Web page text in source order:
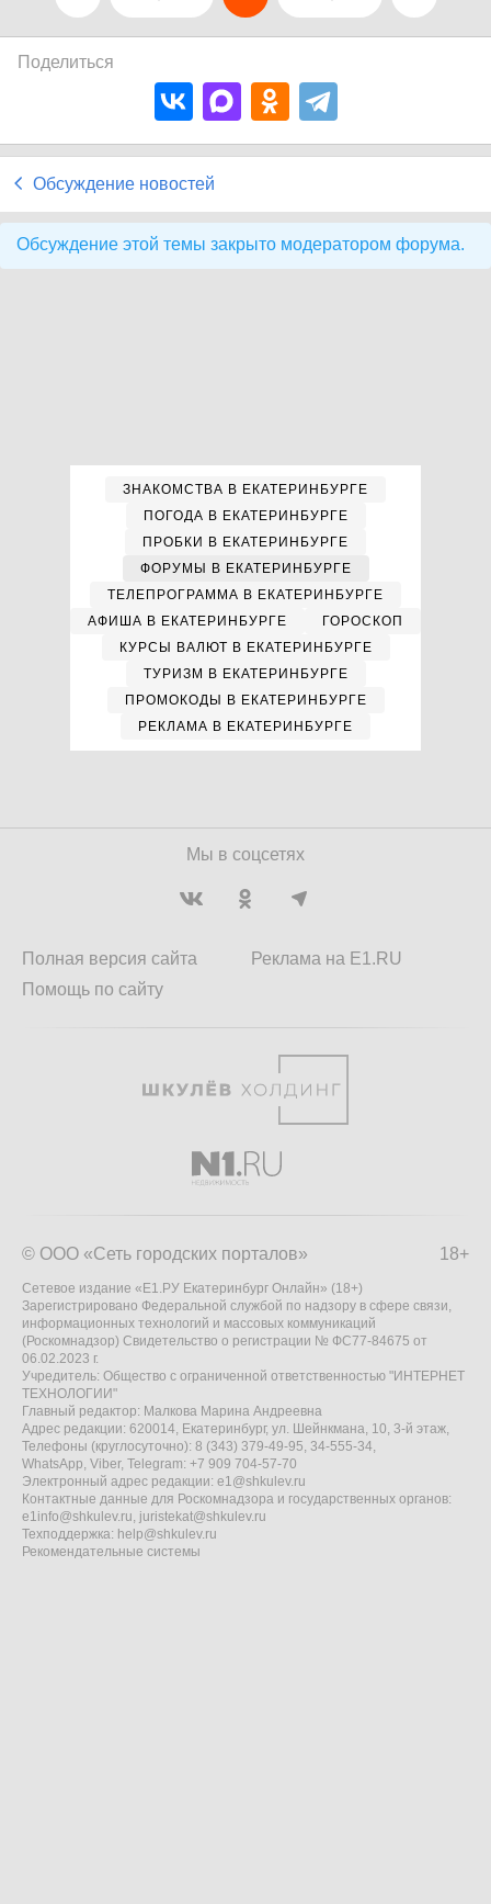
Поделиться
Обсуждение новостей
Обсуждение этой темы закрыто модератором форума.
ЗНАКОМСТВА В ЕКАТЕРИНБУРГЕ
ПОГОДА В ЕКАТЕРИНБУРГЕ
ПРОБКИ В ЕКАТЕРИНБУРГЕ
ФОРУМЫ В ЕКАТЕРИНБУРГЕ
ТЕЛЕПРОГРАММА В ЕКАТЕРИНБУРГЕ
АФИША В ЕКАТЕРИНБУРГЕ
ГОРОСКОП
КУРСЫ ВАЛЮТ В ЕКАТЕРИНБУРГЕ
ТУРИЗМ В ЕКАТЕРИНБУРГЕ
ПРОМОКОДЫ В ЕКАТЕРИНБУРГЕ
РЕКЛАМА В ЕКАТЕРИНБУРГЕ
Мы в соцсетях
Полная версия сайта
Помощь по сайту
Реклама на E1.RU
18+
© ООО «Сеть городских порталов»
Сетевое издание «Е1.РУ Екатеринбург Онлайн» (18+)
Зарегистрировано Федеральной службой по надзору в сфере связи,
информационных технологий и массовых коммуникаций
(Роскомнадзор) Свидетельство о регистрации № ФС77-84675 от
06.02.2023 г.
Учредитель: Общество с ограниченной ответственностью "ИНТЕРНЕТ
ТЕХНОЛОГИИ"
Главный редактор: Малкова Марина Андреевна
Адрес редакции: 620014, Екатеринбург, ул. Шейнкмана, 10, 3-й этаж,
Телефоны (круглосуточно): 8 (343) 379-49-95, 34-555-34,
WhatsApp, Viber, Telegram: +7 909 704-57-70
Электронный адрес редакции: e1@shkulev.ru
Контактные данные для Роскомнадзора и государственных органов:
e1info@shkulev.ru, juristekat@shkulev.ru
Техподдержка: help@shkulev.ru
Рекомендательные системы